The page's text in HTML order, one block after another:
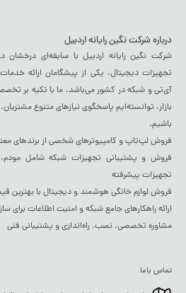
درباره شرکت نگین رایانه اردبیل
شرکت نگین رایانه اردبیل با سابقه‌ای درخشان
تجهیزات دیجیتال، یکی از پیشگامان ارائه
آی‌تی و شبکه در کشور می‌باشد. ما با تکیه بر
بازار، توانسته‌ایم پاسخگوی نیازهای متنوع
باشیم.
فروش لپ‌تاپ و کامپیوترهای شخصی از برندهای
فروش و پشتیبانی تجهیزات شبکه شامل
تجهیزات پیشرفته
فروش لوازم خانگی هوشمند و دیجیتال با
ارائه راهکارهای جامع شبکه و امنیت اطلاعات برای
مشاوره تخصصی، نصب، راه‌اندازی و پشتیبانی فنی
تماس باما